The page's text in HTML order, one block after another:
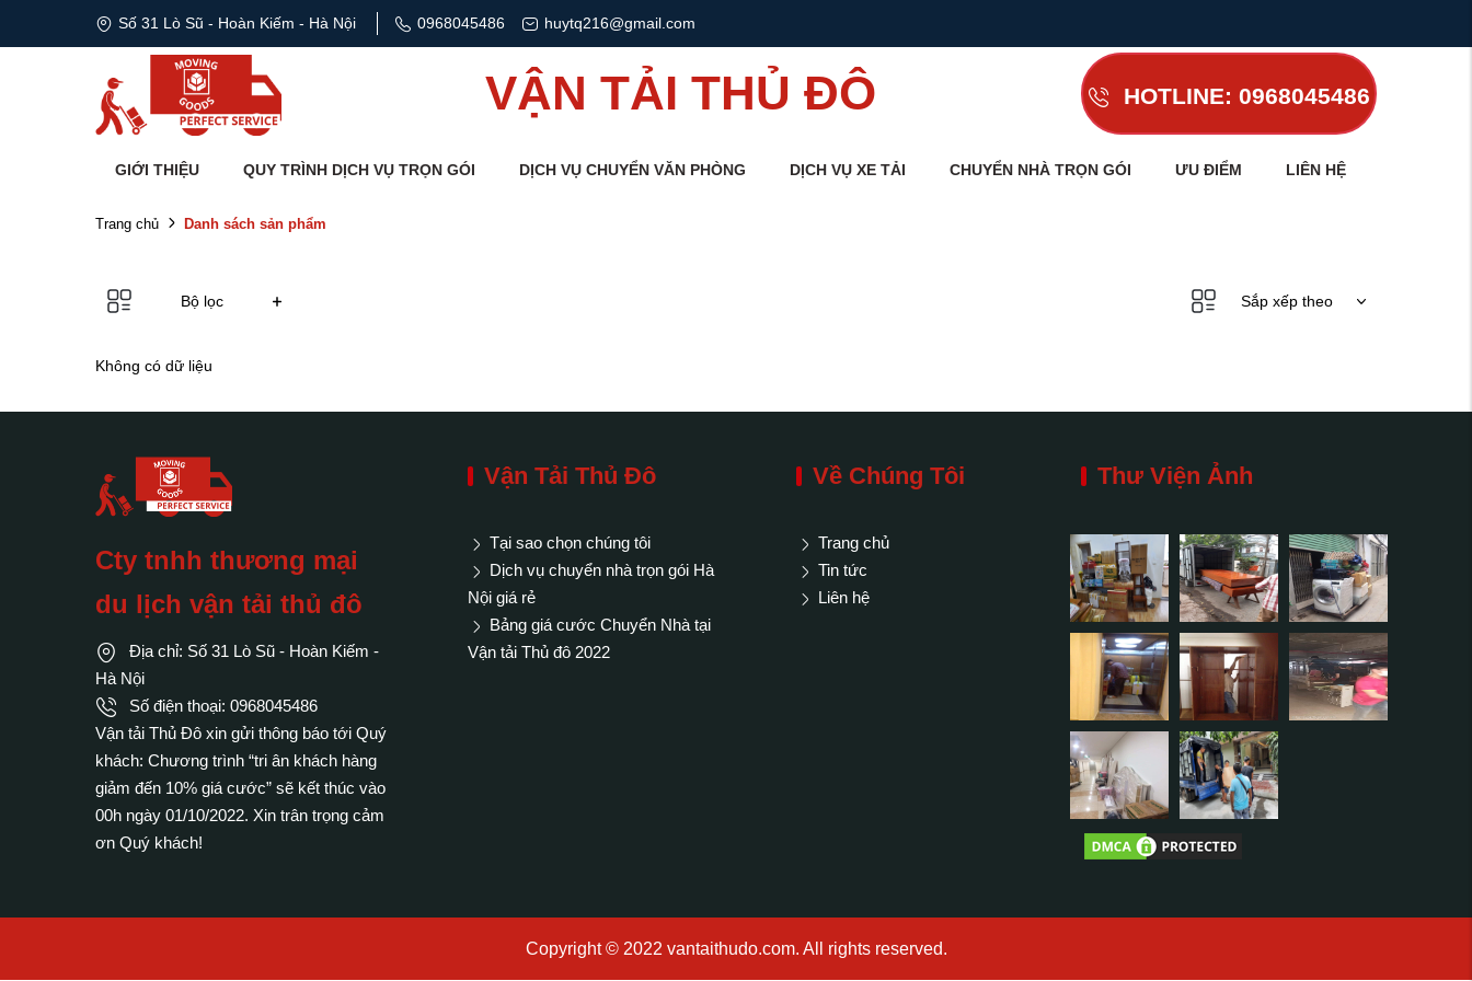
Số 31 Lò Sũ - Hoàn Kiếm - Hà Nội 0968045486 huytq216@gmail.com
VẬN TẢI THỦ ĐÔ HOTLINE: 0968045486
GIỚI THIỆU QUY TRÌNH DỊCH VỤ TRỌN GÓI DỊCH VỤ CHUYỂN VĂN PHÒNG DỊCH VỤ XE TẢI CHUYỂN NHÀ TRỌN GÓI ƯU ĐIỂM LIÊN HỆ
Trang chủ Danh sách sản phẩm
Bộ lọc Sắp xếp theo
Không có dữ liệu
Cty tnhh thương mại
du lịch vận tải thủ đô
Địa chỉ: Số 31 Lò Sũ - Hoàn Kiếm -
Hà Nội
Số điện thoại: 0968045486
Vận tải Thủ Đô xin gửi thông báo tới Quý
khách: Chương trình “tri ân khách hàng
giảm đến 10% giá cước” sẽ kết thúc vào
00h ngày 01/10/2022. Xin trân trọng cảm
ơn Quý khách!
Vận Tải Thủ Đô
Tại sao chọn chúng tôi
Dịch vụ chuyển nhà trọn gói Hà
Nội giá rẻ
Bảng giá cước Chuyển Nhà tại
Vận tải Thủ đô 2022
Về Chúng Tôi
Trang chủ
Tin tức
Liên hệ
Thư Viện Ảnh
Copyright © 2022 vantaithudo.com. All rights reserved.